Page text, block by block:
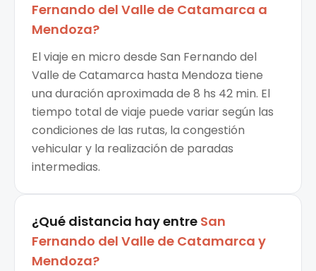
Fernando del Valle de Catamarca a
Mendoza?
El viaje en micro desde San Fernando del
Valle de Catamarca hasta Mendoza tiene
una duración aproximada de 8 hs 42 min. El
tiempo total de viaje puede variar según las
condiciones de las rutas, la congestión
vehicular y la realización de paradas
intermedias.
¿Qué distancia hay entre San
Fernando del Valle de Catamarca y
Mendoza?